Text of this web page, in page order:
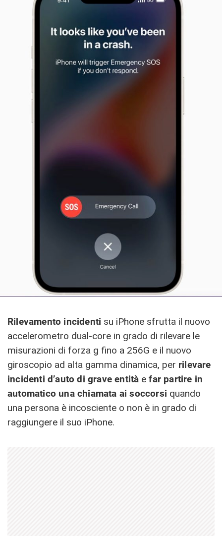
Rilevamento incidenti su iPhone sfrutta il nuovo
accelerometro dual-core in grado di rilevare le
misurazioni di forza g fino a 256G e il nuovo
giroscopio ad alta gamma dinamica, per rilevare
incidenti d’auto di grave entità efar partire in
automatico una chiamata ai soccorsi quando
una persona è incosciente o non è in grado di
raggiungere il suo iPhone.